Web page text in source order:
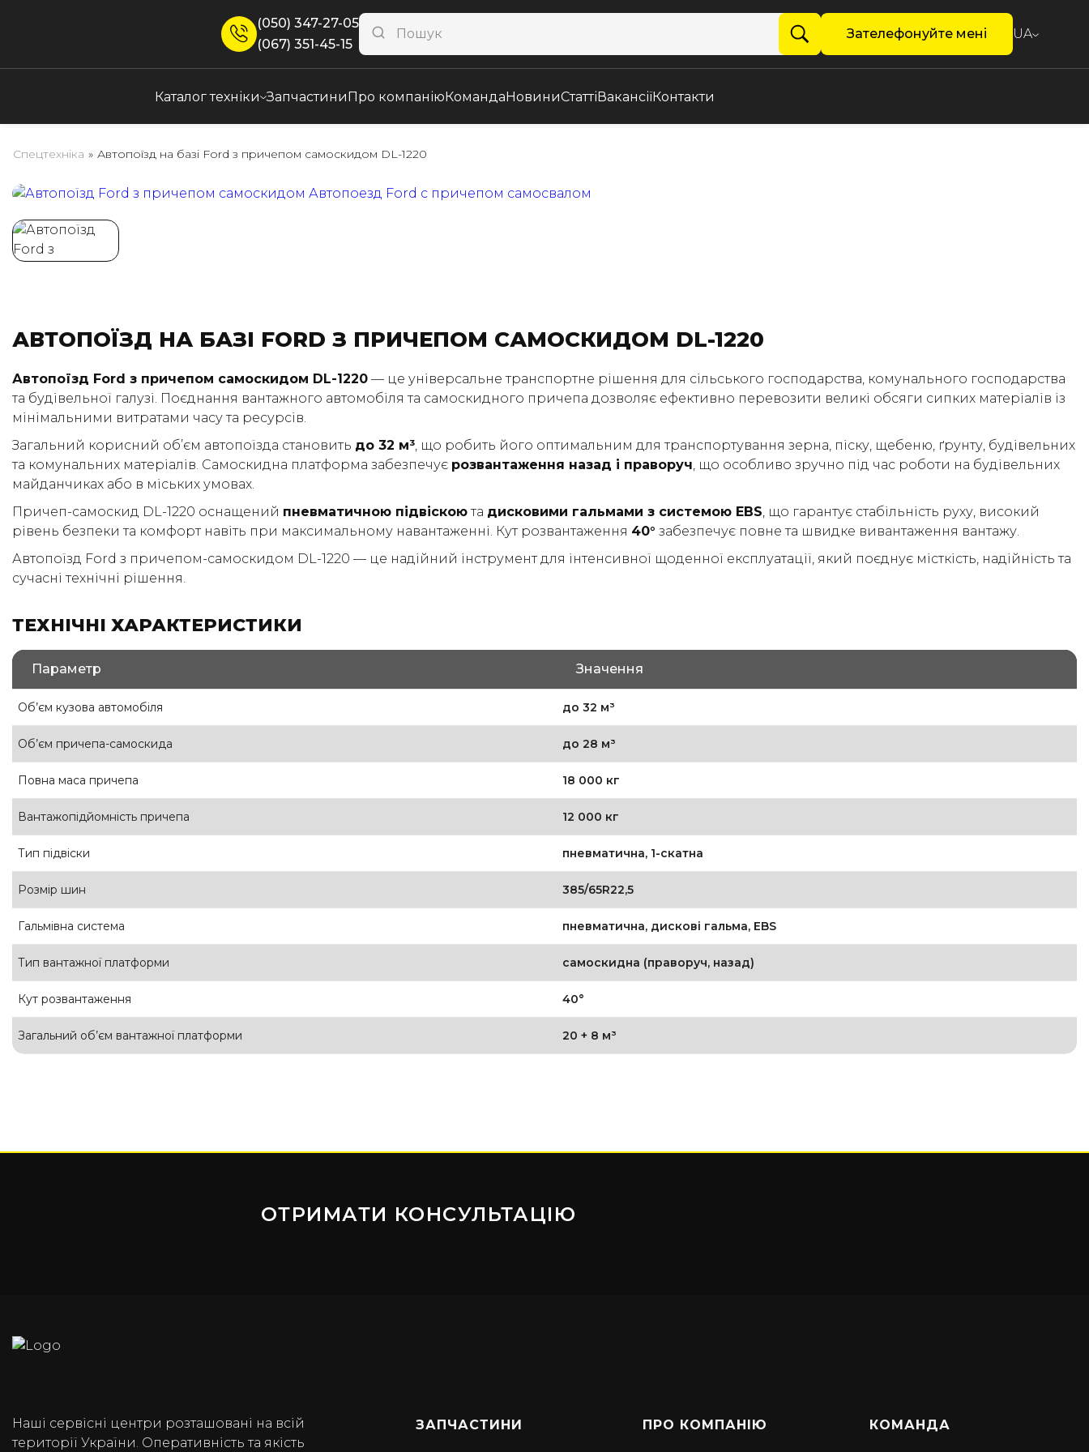
(050) 347-27-05
(067) 351-45-15
Зателефонуйте мені UA
Каталог техніки ЗапчастиниПро компаніюКомандаНовиниСтаттіВакансіїКонтакти
Спецтехніка » Автопоїзд на базі Ford з причепом самоскидом DL-1220
АВТОПОЇЗД НА БАЗІ FORD З ПРИЧЕПОМ САМОСКИДОМ DL-1220
Автопоїзд Ford з причепом самоскидом DL-1220 — це універсальне транспортне рішення для сільського господарства, комунального господарства
та будівельної галузі. Поєднання вантажного автомобіля та самоскидного причепа дозволяє ефективно перевозити великі обсяги сипких матеріалів із
мінімальними витратами часу та ресурсів.
Загальний корисний об’єм автопоїзда становить до 32 м³, що робить його оптимальним для транспортування зерна, піску, щебеню, ґрунту, будівельних
та комунальних матеріалів. Самоскидна платформа забезпечує розвантаження назад і праворуч, що особливо зручно під час роботи на будівельних
майданчиках або в міських умовах.
Причеп-самоскид DL-1220 оснащений пневматичною підвіскоюта дисковими гальмами з системою EBS, що гарантує стабільність руху, високий
рівень безпеки та комфорт навіть при максимальному навантаженні. Кут розвантаження 40° забезпечує повне та швидке вивантаження вантажу.
Автопоїзд Ford з причепом-самоскидом DL-1220 — це надійний інструмент для інтенсивної щоденної експлуатації, який поєднує місткість, надійність та
сучасні технічні рішення.
ТЕХНІЧНІ ХАРАКТЕРИСТИКИ
Параметр Значення
Об’єм кузова автомобіля до 32 м³
Об’єм причепа-самоскида до 28 м³
Повна маса причепа 18 000 кг
Вантажопідйомність причепа 12 000 кг
Тип підвіски пневматична, 1-скатна
Розмір шин 385/65R22,5
Гальмівна система пневматична, дискові гальма, EBS
Тип вантажної платформи самоскидна (праворуч, назад)
Кут розвантаження 40°
Загальний об’єм вантажної платформи 20 + 8 м³
ОТРИМАТИ КОНСУЛЬТАЦІЮ
Наші сервісні центри розташовані на всій
території України. Оперативність та якість
ЗАПЧАСТИНИ ПРО КОМПАНІЮ КОМАНДА